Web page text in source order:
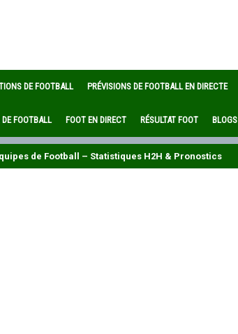
DE FOOTBALL PRÉVISIONS DE FOOTBALL EN DIRECTE
FOOTBALL FOOT EN DIRECT RÉSULTAT FOOT BLOGS
de Football – Statistiques H2H & Pronostics